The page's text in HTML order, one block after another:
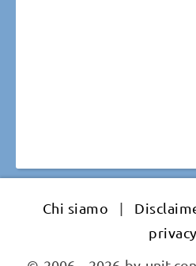
Chi siamo |
privacy